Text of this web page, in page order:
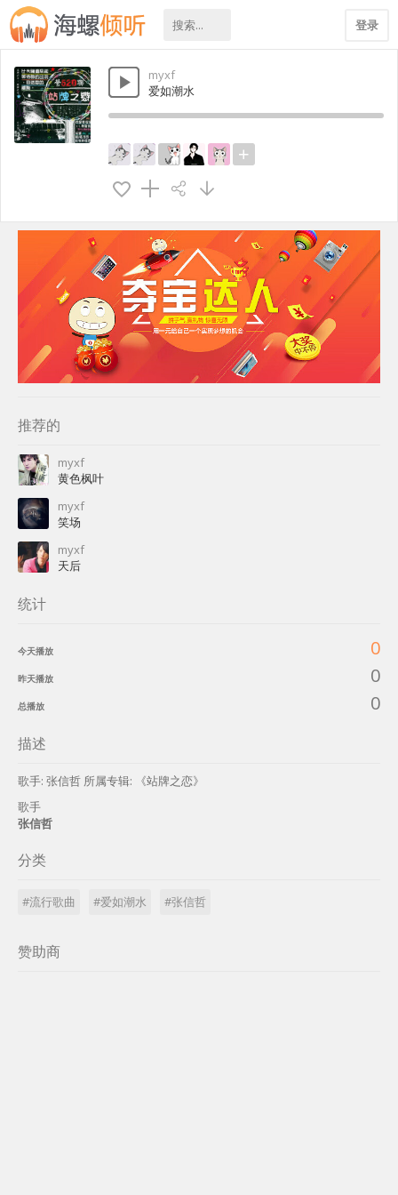
登录
myxf
爱如潮水
推荐的
myxf
黄色枫叶
myxf
笑场
myxf
天后
统计
今天播放 0
昨天播放 0
总播放 0
描述
歌手: 张信哲 所属专辑: 《站牌之恋》
歌手
张信哲
分类
#流行歌曲 #爱如潮水 #张信哲
赞助商